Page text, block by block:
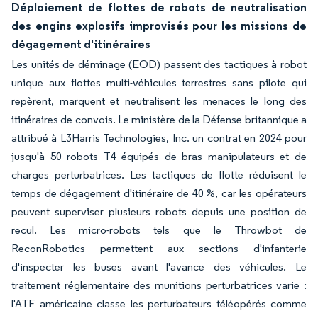
Déploiement de flottes de robots de neutralisation
des engins explosifs improvisés pour les missions de
dégagement d'itinéraires
Les unités de déminage (EOD) passent des tactiques à robot
unique aux flottes multi-véhicules terrestres sans pilote qui
repèrent, marquent et neutralisent les menaces le long des
itinéraires de convois. Le ministère de la Défense britannique a
attribué à L3Harris Technologies, Inc. un contrat en 2024 pour
jusqu'à 50 robots T4 équipés de bras manipulateurs et de
charges perturbatrices. Les tactiques de flotte réduisent le
temps de dégagement d'itinéraire de 40 %, car les opérateurs
peuvent superviser plusieurs robots depuis une position de
recul. Les micro-robots tels que le Throwbot de
ReconRobotics permettent aux sections d'infanterie
d'inspecter les buses avant l'avance des véhicules. Le
traitement réglementaire des munitions perturbatrices varie :
l'ATF américaine classe les perturbateurs téléopérés comme